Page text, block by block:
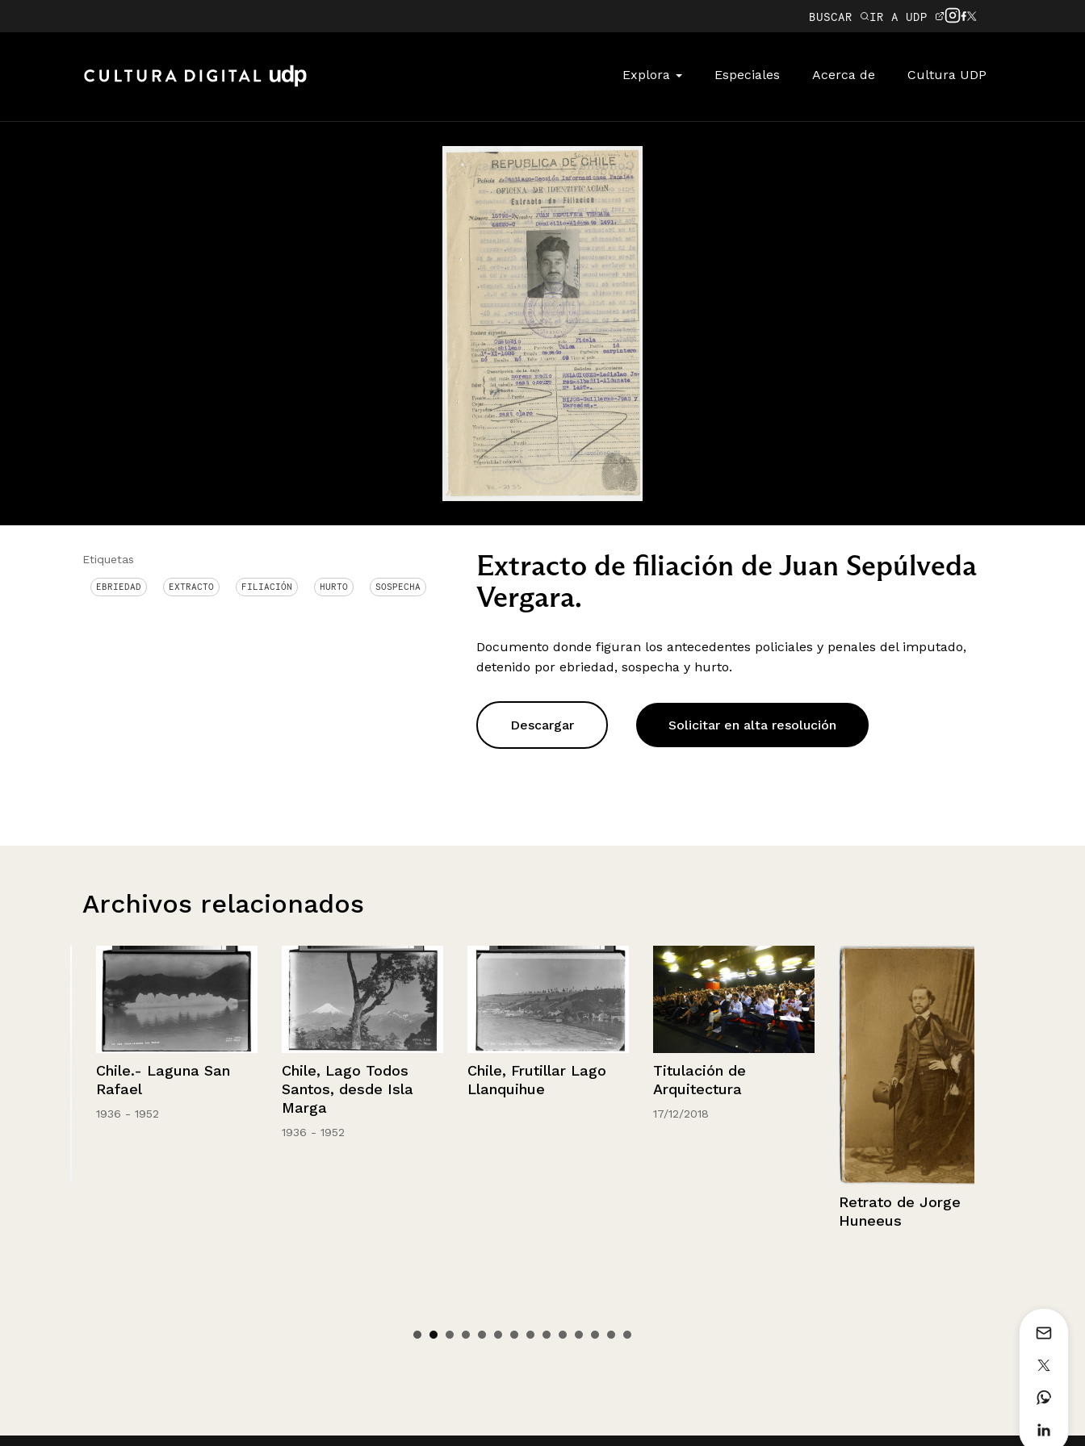
BUSCAR IR A UDP
Explora Especiales Acerca de Cultura UDP
Etiquetas
EBRIEDAD EXTRACTO FILIACIÓN HURTO SOSPECHA
Extracto de filiación de Juan Sepúlveda
Vergara.
Documento donde figuran los antecedentes policiales y penales del imputado,
detenido por ebriedad, sospecha y hurto.
Descargar Solicitar en alta resolución
Archivos relacionados
Chile.- Laguna San
Rafael
1936 - 1952
Chile, Lago Todos
Santos, desde Isla
Marga
1936 - 1952
Chile, Frutillar Lago
Llanquihue
Titulación de
Arquitectura
17/12/2018
Retrato de Jorge
Huneeus